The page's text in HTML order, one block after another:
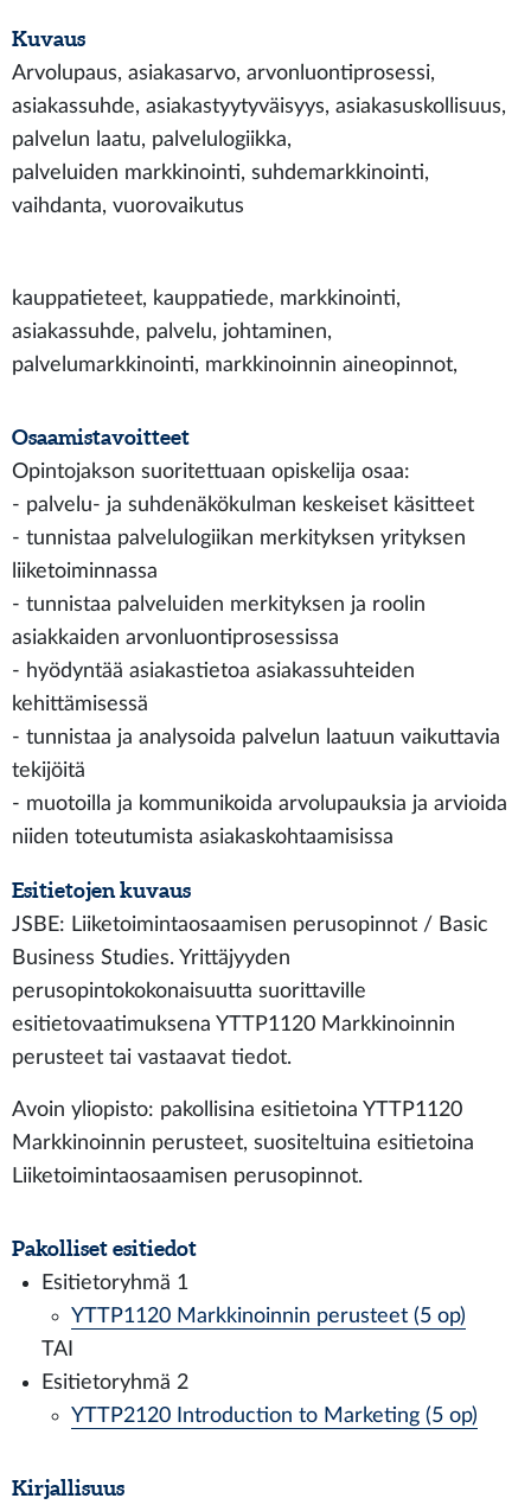
Kuvaus
Arvolupaus, asiakasarvo, arvonluontiprosessi,
asiakassuhde, asiakastyytyväisyys, asiakasuskollisuus,
palvelun laatu, palvelulogiikka,
palveluiden markkinointi, suhdemarkkinointi,
vaihdanta, vuorovaikutus
kauppatieteet, kauppatiede, markkinointi,
asiakassuhde, palvelu, johtaminen,
palvelumarkkinointi, markkinoinnin aineopinnot,
Osaamistavoitteet
Opintojakson suoritettuaan opiskelija osaa:
- palvelu- ja suhdenäkökulman keskeiset käsitteet
- tunnistaa palvelulogiikan merkityksen yrityksen
liiketoiminnassa
- tunnistaa palveluiden merkityksen ja roolin
asiakkaiden arvonluontiprosessissa
- hyödyntää asiakastietoa asiakassuhteiden
kehittämisessä
- tunnistaa ja analysoida palvelun laatuun vaikuttavia
tekijöitä
- muotoilla ja kommunikoida arvolupauksia ja arvioida
niiden toteutumista asiakaskohtaamisissa
Esitietojen kuvaus
JSBE: Liiketoimintaosaamisen perusopinnot / Basic
Business Studies. Yrittäjyyden
perusopintokokonaisuutta suorittaville
esitietovaatimuksena YTTP1120 Markkinoinnin
perusteet tai vastaavat tiedot.
Avoin yliopisto: pakollisina esitietoina YTTP1120
Markkinoinnin perusteet, suositeltuina esitietoina
Liiketoimintaosaamisen perusopinnot.
Pakolliset esitiedot
Esitietoryhmä 1
YTTP1120 Markkinoinnin perusteet (5 op)
TAI
Esitietoryhmä 2
YTTP2120 Introduction to Marketing (5 op)
Kirjallisuus